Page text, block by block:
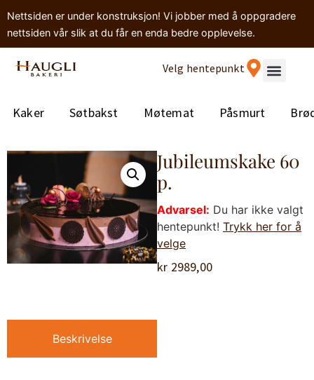
Nettsiden er under konstruksjon! Vi jobber med å oppgradere
nettsiden vår slik at du får en enda bedre opplevelse.
Velg hentepunkt
Kaker Søtbakst Møtemat Påsmurt
Beskrivelse
Jubileumskake 60
p.
Advarsel: Du har ikke valgt
hentepunkt! Trykk her for å
velge
kr 2989,00